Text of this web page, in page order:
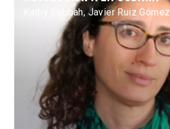
Kathy Sebbah, Javier Ruiz Gómez